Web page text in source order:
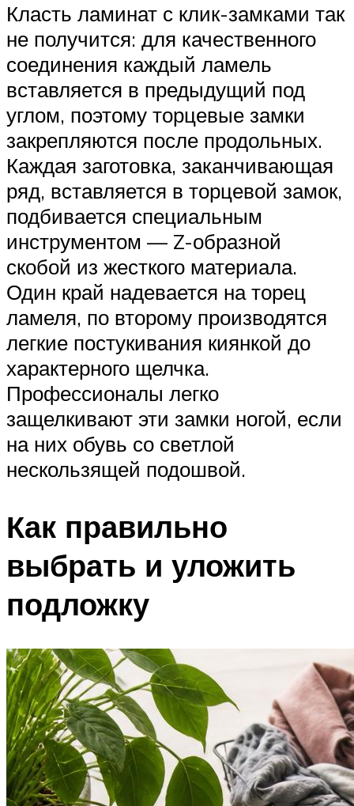
Класть ламинат с клик-замками так
не получится: для качественного
соединения каждый ламель
вставляется в предыдущий под
углом, поэтому торцевые замки
закрепляются после продольных.
Каждая заготовка, заканчивающая
ряд, вставляется в торцевой замок,
подбивается специальным
инструментом — Z-образной
скобой из жесткого материала.
Один край надевается на торец
ламеля, по второму производятся
легкие постукивания киянкой до
характерного щелчка.
Профессионалы легко
защелкивают эти замки ногой, если
на них обувь со светлой
нескользящей подошвой.
Как правильно
выбрать и уложить
подложку